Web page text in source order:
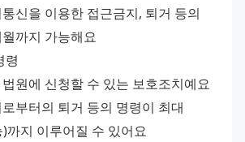
신을 이용한 접근금지, 퇴거 등의
까지 가능해요
령
원에 신청할 수 있는 보호조치예요
부터의 퇴거 등의 명령이 최대
까지 이루어질 수 있어요